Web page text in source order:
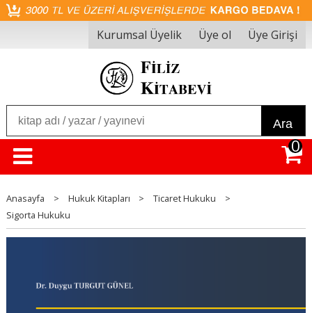
Kurumsal Üyelik Üye ol Üye Girişi
Ara
0
Anasayfa > Hukuk Kitapları > Ticaret Hukuku
>
Sigorta Hukuku